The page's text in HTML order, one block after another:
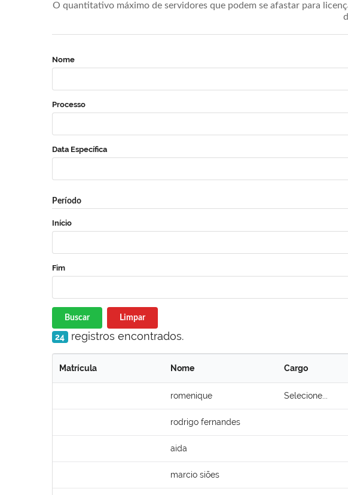
O quantitativo máximo de servidores que podem se afastar para
Nome
Processo
Data Específica
Período
Início
Fim
Buscar Limpar
24 registros encontrados.
Matrícula Nome Cargo
romenique Selecione...
rodrigo fernandes
aida
marcio siões